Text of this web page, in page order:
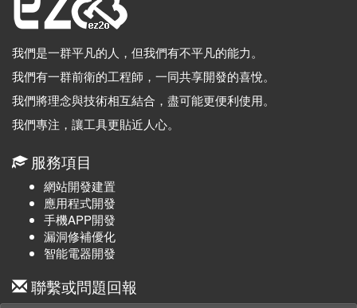
我們是一群平凡的人，但我們有不平凡的能力。
我們有一群前衛的工程師，一同共享開發的喜悅。
我們將理念與技術相互結合，盡可能更便利使用。
我們專注，讓工具更貼近人心。
服務項目
網站開發建置
應用程式開發
手機APP開發
漏洞修補優化
智能電器開發
聯繫或問題回報